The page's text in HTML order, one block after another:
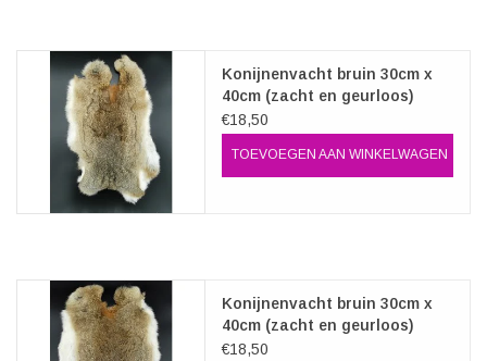
Konijnenvacht bruin 30cm x
40cm (zacht en geurloos)
€18,50
TOEVOEGEN AAN WINKELWAGEN
Konijnenvacht bruin 30cm x
40cm (zacht en geurloos)
€18,50